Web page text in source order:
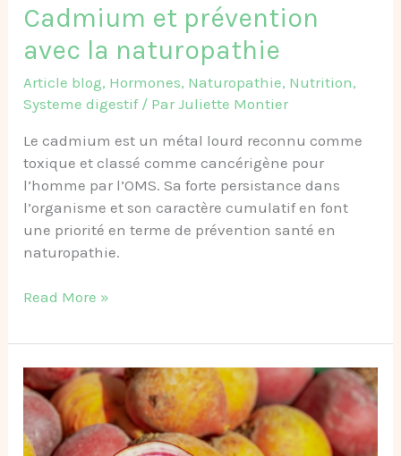
Cadmium et prévention
avec la naturopathie​
Article blog, Hormones, Naturopathie, Nutrition,
Systeme digestif/ ParJuliette Montier
Le cadmium est un métal lourd reconnu comme
toxique et classé comme cancérigène pour
l’homme par l’OMS. Sa forte persistance dans
l’organisme et son caractère cumulatif en font
une priorité en terme de prévention santé en
naturopathie.
Read More »
Comprendre
les
oxalates
dans